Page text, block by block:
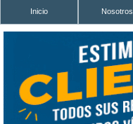
Inicio Nosotros